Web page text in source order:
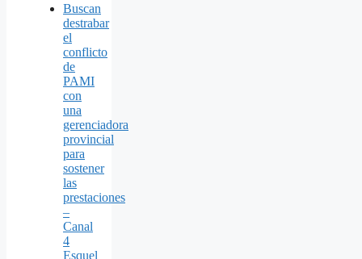
Buscan
destrabar
el
conflicto
de
PAMI
con
una
gerenciadora
provincial
para
sostener
las
prestaciones
–
Canal
4
Esquel